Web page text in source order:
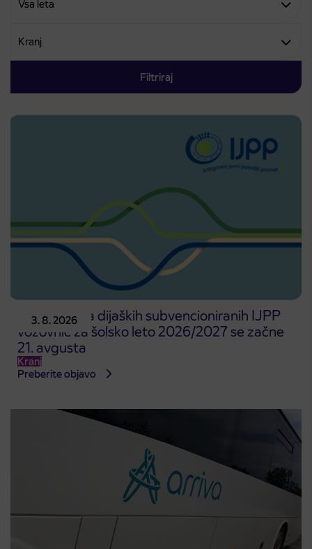
Filtriraj
3. 8. 2026
Predprodaja dijaških subvencioniranih IJPP
vozovnic za šolsko leto 2026/2027 se začne
21. avgusta
Kranj
Preberite objavo